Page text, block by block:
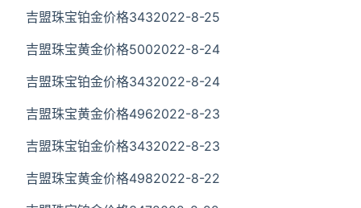
吉盟珠宝铂金价格3432022-8-25
吉盟珠宝黄金价格5002022-8-24
吉盟珠宝铂金价格3432022-8-24
吉盟珠宝黄金价格4962022-8-23
吉盟珠宝铂金价格3432022-8-23
吉盟珠宝黄金价格4982022-8-22